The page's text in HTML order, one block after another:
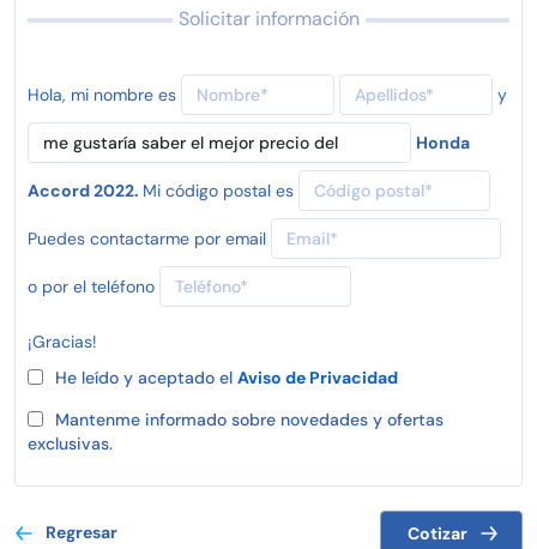
Solicitar información
Hola, mi nombre es y
Honda
Accord 2022. Mi código postal es
Puedes contactarme por email
o por el teléfono
¡Gracias!
He leído y aceptado el Aviso de Privacidad
Mantenme informado sobre novedades y ofertas
exclusivas.
Regresar Cotizar